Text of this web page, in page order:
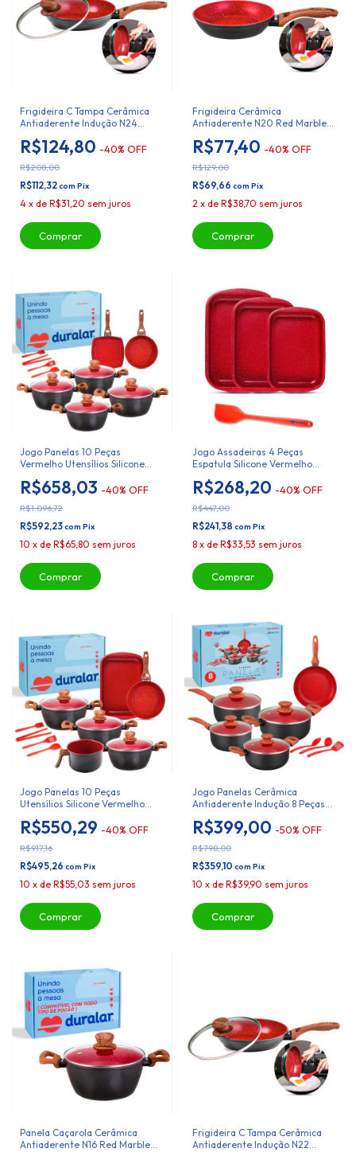
Frigideira C Tampa Cerâmica
Antiaderente Indução N24
R$124,80 -40% OFF
R$208,00
R$112,32com Pix
4 x de R$31,20 sem juros
Frigideira Cerâmica
Antiaderente N20 Red Marble
R$77,40 -40% OFF
R$129,00
R$69,66 com Pix
2 x de R$38,70 sem juros
Jogo Panelas 10 Peças
Vermelho Utensílios Silicone
R$658,03 -40% OFF
R$1.096,72
R$592,23com Pix
10 x de R$65,80 sem juros
Jogo Assadeiras 4 Peças
Espatula Silicone Vermelho
R$268,20 -40% OFF
R$447,00
R$241,38 com Pix
8 x de R$33,53 sem juros
Jogo Panelas 10 Peças
Utensílios Silicone Vermelho
R$550,29 -40% OFF
R$917,16
R$495,26 com Pix
10 x de R$55,03 sem juros
Jogo Panelas Cerâmica
Antiaderente Indução 8 Peças
R$399,00 -50% OFF
R$798,00
R$359,10 com Pix
10 x de R$39,90 sem juros
Panela Caçarola Cerâmica
Antiaderente N16 Red Marble
Frigideira C Tampa Cerâmica
Antiaderente Indução N22